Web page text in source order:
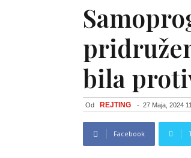
bila
Od REJTING - 27 Maja, 2024
Facebook